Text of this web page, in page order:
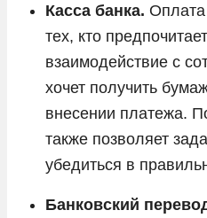
Касса банка. Оплата
тех, кто
взаимодействие с
хочет получить
внесении платежа.
также позволяет
убедиться в
Банковский